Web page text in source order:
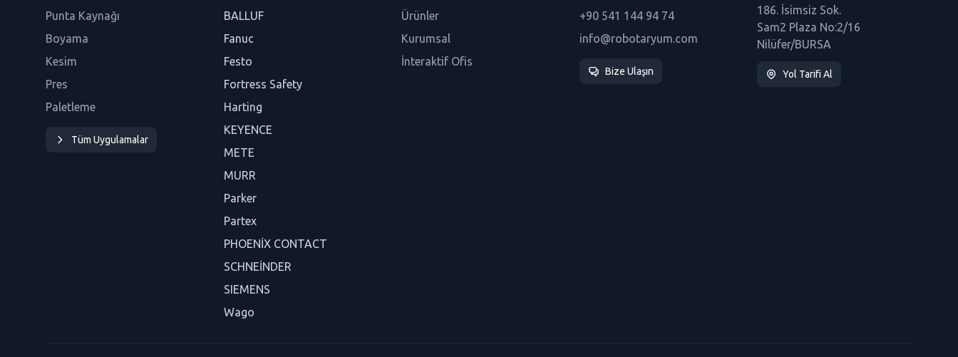
Punta Kaynağı
Boyama
Kesim
Pres
Paletleme
Tüm Uygulamalar
BALLUF
Fanuc
Festo
Fortress Safety
Harting
KEYENCE
METE
MURR
Parker
Partex
PHOENİX CONTACT
SCHNEİNDER
SIEMENS
Wago
Ürünler
Kurumsal
İnteraktif Ofis
+90 541 144 94 74
info@robotaryum.com
Bize Ulaşın
186. İsimsiz Sok.
Sam2 Plaza No:2/16
Nilüfer/BURSA
Yol Tarifi Al